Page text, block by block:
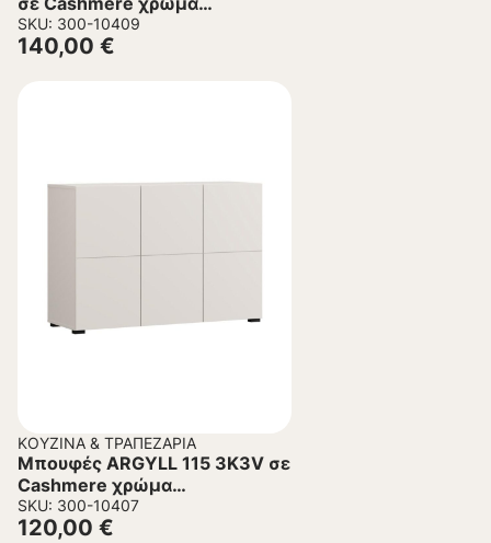
116x40x79εκ
SKU: 300-10409
140,00 €
ΚΟΥΖΊΝΑ & ΤΡΑΠΕΖΑΡΊΑ
Μπουφές ARGYLL 115 3K3V σε
Cashmere χρώμα
116x40x79εκ
SKU: 300-10407
120,00 €